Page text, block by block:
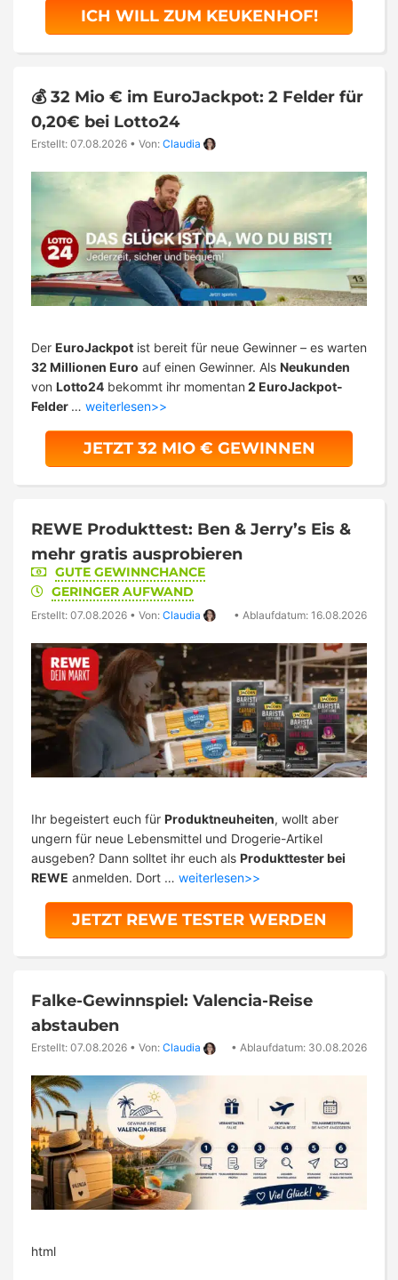
ICH WILL ZUM KEUKENHOF!
💰 32 Mio € im EuroJackpot: 2 Felder für
0,20€ bei Lotto24
Erstellt: 07.08.2026 • Von: Claudia
Der EuroJackpot ist bereit für neue Gewinner – es warten
32 Millionen Euro auf einen Gewinner. Als Neukunden
von Lotto24 bekommt ihr momentan 2 EuroJackpot-
Felder … weiterlesen>>
JETZT 32 MIO € GEWINNEN
REWE Produkttest: Ben & Jerry’s Eis &
mehr gratis ausprobieren
GUTE GEWINNCHANCE
GERINGER AUFWAND
Erstellt: 07.08.2026 • Von: Claudia • Ablaufdatum: 16.08.2026
Ihr begeistert euch für Produktneuheiten, wollt aber
ungern für neue Lebensmittel und Drogerie-Artikel
ausgeben? Dann solltet ihr euch als Produkttester bei
REWE anmelden. Dort … weiterlesen>>
JETZT REWE TESTER WERDEN
Falke-Gewinnspiel: Valencia-Reise
abstauben
Erstellt: 07.08.2026 • Von: Claudia • Ablaufdatum: 30.08.2026
html